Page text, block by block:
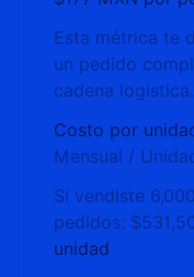
Esta métrica te
un pedido
cadena logística.
Costo por
Mensual /
Si vendiste
pedidos:
unidad